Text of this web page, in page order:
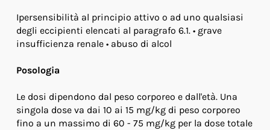
Ipersensibilità al principio attivo o ad uno qualsiasi
degli eccipienti elencati al paragrafo 6.1. • grave
insufficienza renale • abuso di alcol
Posologia
Le dosi dipendono dal peso corporeo e dall'età. Una
singola dose va dai 10 ai 15 mg/kg di peso corporeo
fino a un massimo di 60 - 75 mg/kg per la dose totale